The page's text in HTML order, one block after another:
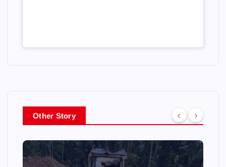
Other Story